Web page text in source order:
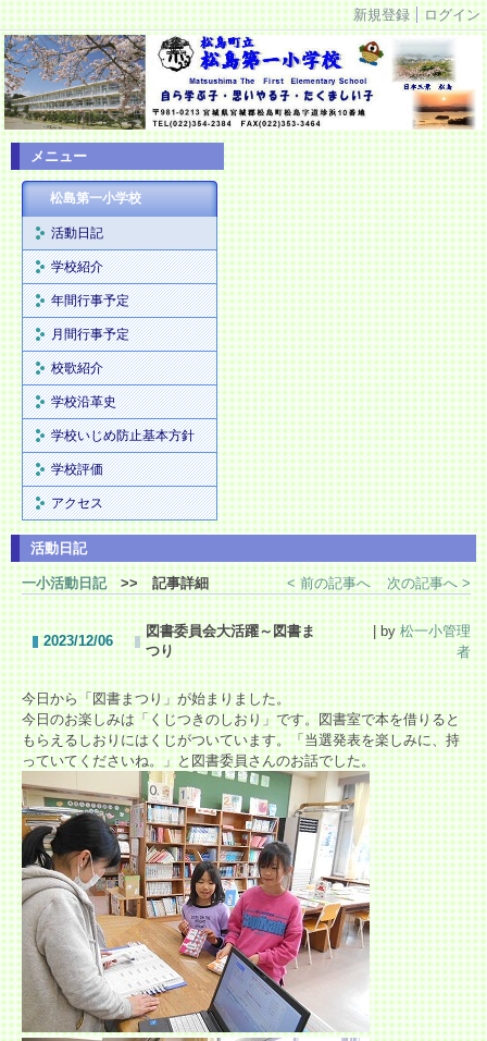
新規登録 ログイン
メニュー
松島第一小学校
活動日記
学校紹介
年間行事予定
月間行事予定
校歌紹介
学校沿革史
学校いじめ防止基本方針
学校評価
アクセス
活動日記
一小活動日記>> 記事詳細 < 前の記事へ 次の記事へ >
2023/12/06
図書委員会大活躍～図書ま
つり
| by松一小管理
者
今日から「図書まつり」が始まりました。
今日のお楽しみは「くじつきのしおり」です。図書室で本を借りると
もらえるしおりにはくじがついています。「当選発表を楽しみに、持
っていてくださいね。」と図書委員さんのお話でした。